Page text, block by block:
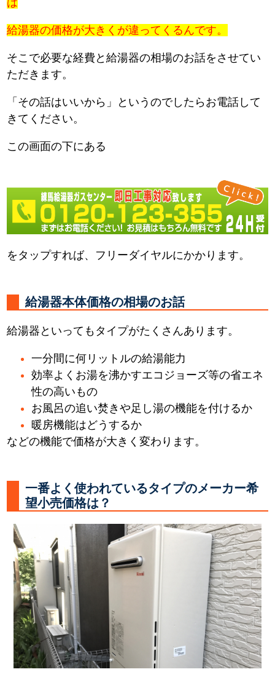
給湯器の価格が大きくが違ってくるんです。
そこで必要な経費と給湯器の相場のお話をさせてい
ただきます。
「その話はいいから」というのでしたらお電話して
きてください。
この画面の下にある
をタップすれば、フリーダイヤルにかかります。
給湯器本体価格の相場のお話
給湯器といってもタイプがたくさんあります。
一分間に何リットルの給湯能力
効率よくお湯を沸かすエコジョーズ等の省エネ
性の高いもの
お風呂の追い焚きや足し湯の機能を付けるか
暖房機能はどうするか
などの機能で価格が大きく変わります。
一番よく使われているタイプのメーカー希
望小売価格は？